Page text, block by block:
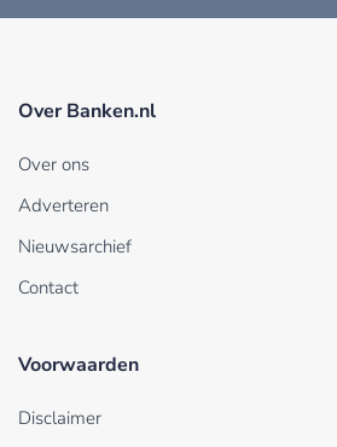
Over Banken.nl
Over ons
Adverteren
Nieuwsarchief
Contact
Voorwaarden
Disclaimer